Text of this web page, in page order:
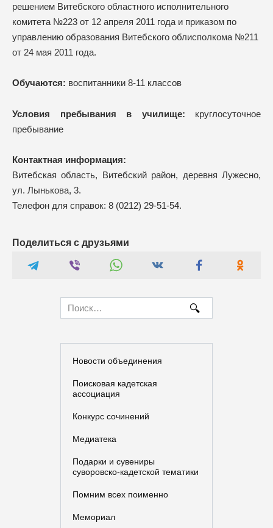
решением Витебского областного исполнительного
комитета №223 от 12 апреля 2011 года и приказом по
управлению образования Витебского облисполкома №211
от 24 мая 2011 года.
Обучаются: воспитанники 8-11 классов
Условия пребывания в училище: круглосуточное
пребывание
Контактная информация:
Витебская область, Витебский район, деревня Лужесно,
ул. Лынькова, 3.
Телефон для справок: 8 (0212) 29-51-54.
Поделиться с друзьями
for:
Новости объединения
Поисковая кадетская
ассоциация
Конкурс сочинений
Медиатека
Подарки и сувениры
суворовско-кадетской тематики
Помним всех поименно
Мемориал